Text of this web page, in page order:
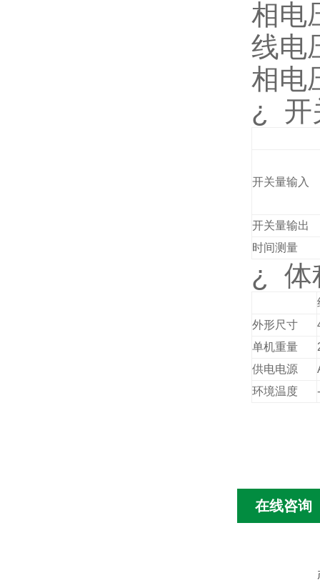
相电
线电
相电
¿
开
开关量输入
开关量输出
时间测量
¿ 体
外形尺寸
单机重量
供电电源
环境温度
在线咨询